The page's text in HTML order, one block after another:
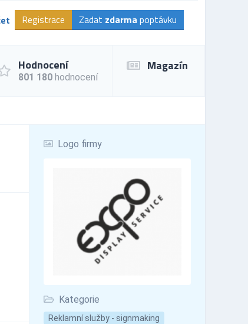
Registrace Zadat zdarma poptávku
Hodnocení
801 180 hodnocení
Magazín
Logo firmy
Kategorie
Reklamní služby - signmaking